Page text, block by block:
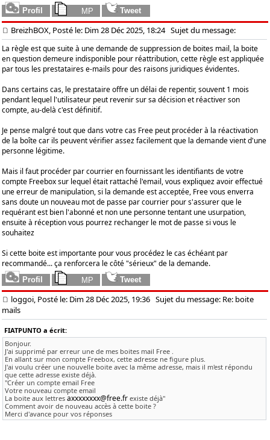
BreizhBOX, Posté le: Dim 28 Déc 2025, 18:24Sujet du message:
La règle est que suite à une demande de suppression de boites mail, la boite
en question demeure indisponible pour réattribution, cette règle est appliquée
par tous les prestataires e-mails pour des raisons juridiques évidentes.
Dans certains cas, le prestataire offre un délai de repentir, souvent 1 mois
pendant lequel l'utilisateur peut revenir sur sa décision et réactiver son
compte, au-delà c'est définitif.
Je pense malgré tout que dans votre cas Free peut procéder à la réactivation
de la boîte car ils peuvent vérifier assez facilement que la demande vient d'une
personne légitime.
Mais il faut procéder par courrier en fournissant les identifiants de votre
compte Freebox sur lequel était rattaché l'email, vous expliquez avoir effectué
une erreur de manipulation, si la demande est acceptée, Free vous enverra
sans doute un nouveau mot de passe par courrier pour s'assurer que le
requérant est bien l'abonné et non une personne tentant une usurpation,
ensuite à réception vous pourrez rechanger le mot de passe si vous le
souhaitez
Si cette boite est importante pour vous procédez le cas échéant par
recommandé... ça renforcera le côté "sérieux" de la demande.
loggoi, Posté le: Dim 28 Déc 2025, 19:36 Sujet du message: Re: boite
mails
FIATPUNTO a écrit:
Bonjour.
J'ai supprimé par erreur une de mes boites mail Free .
En allant sur mon compte Freebox, cette adresse ne figure plus.
J'ai voulu créer une nouvelle boite avec la même adresse, mais il m'est répondu
que cette adresse existe déjà.
"Créer un compte email Free
Votre nouveau compte email
La boite aux lettres axxxxxxxx@free.fr existe déjà"
Comment avoir de nouveau accès à cette boite ?
Merci d'avance pour vos réponses